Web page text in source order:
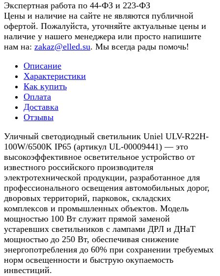
Экспертная работа по 44-ФЗ и 223-ФЗ
Цены и наличие на сайте не являются публичной
офертой. Пожалуйста, уточняйте актуальные цены и
наличие у нашего менеджера или просто напишите
нам на: zakaz@elled.su. Мы всегда рады помочь!
Описание
Характеристики
Как купить
Оплата
Доставка
Отзывы
Уличный светодиодный светильник Uniel ULV-R22H-
100W/6500K IP65 (артикул UL-00009441) — это
высокоэффективное осветительное устройство от
известного российского производителя
электротехнической продукции, разработанное для
профессионального освещения автомобильных дорог,
дворовых территорий, парковок, складских
комплексов и промышленных объектов. Модель
мощностью 100 Вт служит прямой заменой
устаревших светильников с лампами ДРЛ и ДНаТ
мощностью до 250 Вт, обеспечивая снижение
энергопотребления до 60% при сохранении требуемых
норм освещенности и быструю окупаемость
инвестиций.